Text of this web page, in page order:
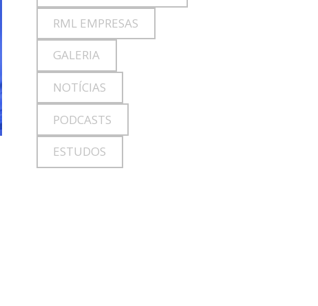
RML EMPRESAS
GALERIA
NOTÍCIAS
PODCASTS
ESTUDOS